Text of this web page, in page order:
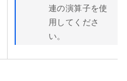
連の演算子を使
用してくださ
い。